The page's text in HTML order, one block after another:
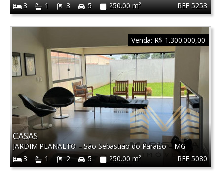
REF 5253
3
1 3 5 250.00 m²
REF 5080
CASAS
JARDIM PLANALTO–São Sebastião do Paraíso– MG
3
1 2 5 250.00 m²
Venda: R$ 1.300.000,00